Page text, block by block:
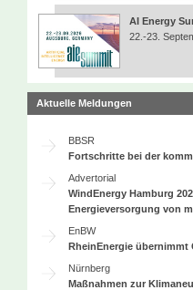
AI Energy
22.-23.
Aktuelle Meldungen
BBSR
Fortschritte bei der
Advertorial
WindEnergy Hamburg
Energieversorgung von
EnBW
RheinEnergie
Nürnberg
Maßnahmen zur